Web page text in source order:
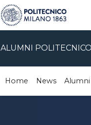
ALUMNI
Home News